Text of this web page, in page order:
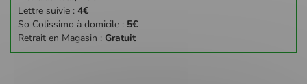
Lettre suivie : 4€
So Colissimo à domicile : 5€
Retrait en Magasin : Gratuit